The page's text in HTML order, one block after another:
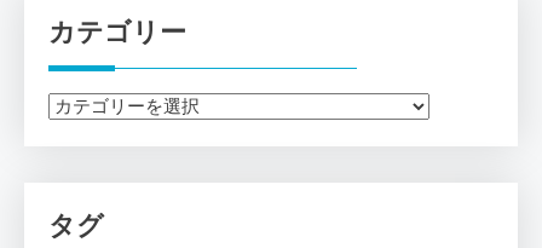
カテゴリー
カ
ー
タグ